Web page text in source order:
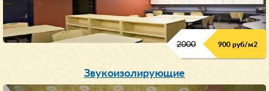
2000 900 руб/м2
Звукоизолирующие